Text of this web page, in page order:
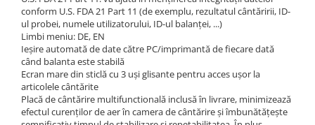
Balante inventar
Balante retete
Balante preambalare
Cantare cafenea
Software Sauter
Software pentru transfer de date
conform U.S. FDA 21 Part 11 (de exemplu, rezultatul cântăririi, ID-
ul probei, numele utilizatorului, ID-ul balanței, ...)
Limbi meniu: DE, EN
Ieșire automată de date către PC/imprimantă de fiecare dată
când balanta este stabilă
Ecran mare din sticlă cu 3 uși glisante pentru acces ușor la
articolele cântărite
Placă de cântărire multifunctională inclusă în livrare, minimizează
efectul curenților de aer în camera de cântărire și îmbunătățește